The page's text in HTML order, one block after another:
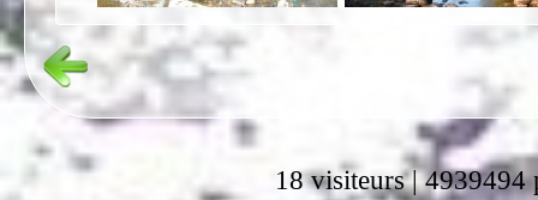
18 visiteurs | 4939494